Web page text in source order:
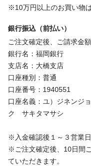
※10万円以上のお買い物
銀行振込（前払い）
ご注文確定後、ご請求金
銀行名：福岡銀行
支店名：大橋支店
口座種別：普通
口座番号：1940551
口座名義：ユ）ジネンジ
ク サキタマサシ
※入金確認後１～３営業
※ご注文確定後、10日間
ていただきます。